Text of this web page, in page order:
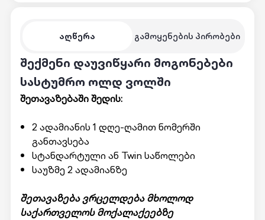
აღწერა გამოყენების პირობები
შექმენი დაუვიწყარი მოგონებები
სასტუმრო ოლდ ვოლში
შეთავაზებაში შედის:
2 ადამიანის 1 დღე-ღამით ნომერში
განთავსება
სტანდარტული ან Twin საწოლები
საუზმე 2 ადამიანზე
შეთავაზება ვრცელდება მხოლოდ
საქართველოს მოქალაქეებზე